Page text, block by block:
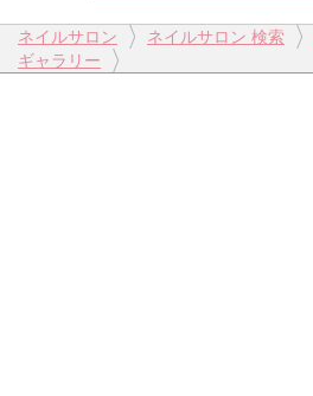
ネイルサロン ネイルサロン 検索
ギャラリー